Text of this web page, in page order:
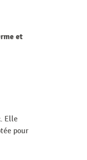
et
Elle
pour